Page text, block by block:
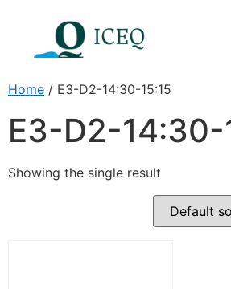
Home / E3-D2-14:30-15:15
E3-D2-14:30-
Showing the single result